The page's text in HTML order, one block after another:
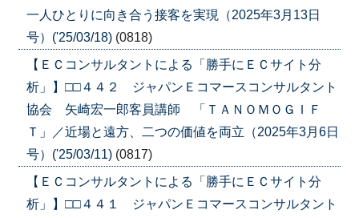
一人ひとりに向き合う接客を実現（2025年3月13日
号）('25/03/18) (0818)
【ＥＣコンサルタントによる「勝手にＥＣサイト分
析」】□□４４２ ジャパンＥコマースコンサルタント
協会 矢崎宏一郎客員講師 「ＴＡＮＯＭＯＧＩＦ
Ｔ」／近場と遠方、二つの価値を両立（2025年3月6日
号）('25/03/11) (0817)
【ＥＣコンサルタントによる「勝手にＥＣサイト分
析」】□□４４１ ジャパンＥコマースコンサルタント